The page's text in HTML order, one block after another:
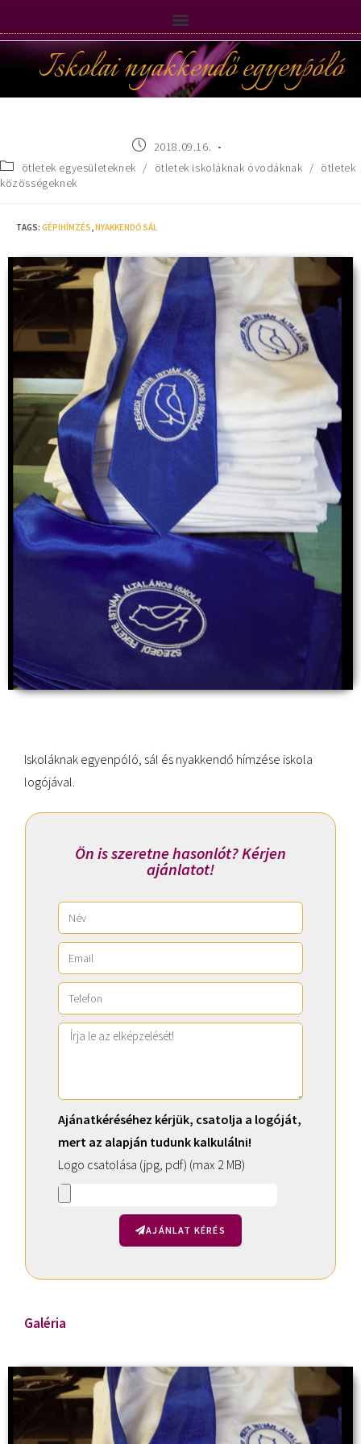
Iskolai nyakkendő egyenpóló
2018.09.16.
ötletek egyesületeknek / ötletek iskoláknak óvodáknak / ötletek
közösségeknek
TAGS: GÉPIHÍMZÉS,NYAKKENDŐ SÁL
Iskoláknak egyenpóló, sál és nyakkendő hímzése iskola
logójával.
Ön is szeretne hasonlót? Kérjen
ajánlatot!
Ajánatkéréséhez kérjük, csatolja a logóját,
mert az alapján tudunk kalkulálni!
Logo csatolása (jpg, pdf) (max 2 MB)
AJÁNLAT KÉRÉS
l
e
n
a
i
Galéria